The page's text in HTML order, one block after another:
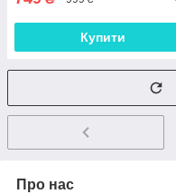
Купити
Про нас